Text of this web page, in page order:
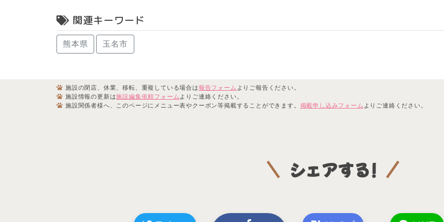
関連キーワード
熊本県 玉名市
施設の閉店、休業、移転、重複している場合は報告フォーム よりご報告ください。
施設情報の更新は施設編集依頼フォームよりご連絡ください。
施設関係者様へ、このページにメニュー表やクーポン等掲載することができます。 掲載申し込みフォーム よりご連絡ください。
シェアする!